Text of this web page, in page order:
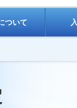
ついて